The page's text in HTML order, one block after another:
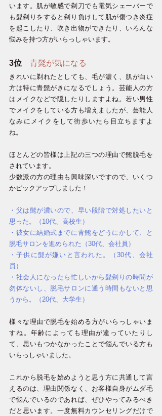
います。肌が敏感で剃刀でも電気シェーバーで
も髭剃りをすると剃り負けして肌が傷つき炎症
を起こしたり、吹き出物ができたり、いろんな
悩みを持つ方がいらっしゃいます。
3位 青髭が気になる
きれいに剃れたとしても、毛が濃く、肌が白い
方は特に青髭がきになるでしょう。芸能人の方
はメイクなどで隠したりしますよね。若い男性
でメイクをしている方も増えましたが、芸能人
なみにメイクをして街歩いたら目立ちますよ
ね。
ほとんどの皆様は上記の三つの理由で髭脱毛を
されています。
少数派の方の理由も興味深いですので、いくつ
かピックアップしました！
・父は髭が濃いので、早い段階で対処したいと
思った。（10代、高校生）
・彼女に結婚式までに青髭をどうにかして、と
脱毛サロンを進められた（30代、会社員）
・子供に髭が嫌いと言われた。（30代、会社
員）
・社会人になったら忙しいから髭剃りの時間が
勿体ないし、脱毛サロンに通う時間もないと思
うから。（20代、大学生）
様々な理由で脱毛を始める方がいらっしゃいま
すね。年齢によっても理由が違っていたりし
て、思いもつかなかったことで悩んでいる方も
いらっしゃいました。
これから脱毛を始めようと思う方に共通して言
えるのは、理由関係なく、お客様自身がムダ毛
で悩んでいるのであれば、ぜひやってみるべき
だと思います。一度無料カウンセリングだけで